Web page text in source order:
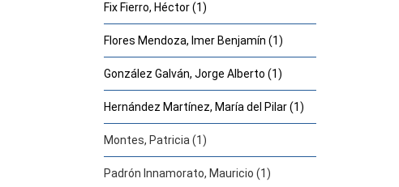
Fix Fierro, Héctor (1)
Flores Mendoza, Imer Benjamín (1)
González Galván, Jorge Alberto (1)
Hernández Martínez, María del Pilar (1)
Montes, Patricia (1)
Padrón Innamorato, Mauricio (1)